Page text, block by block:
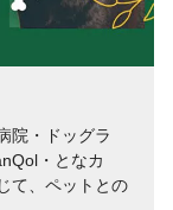
院・ドッグラ
・となカ
て、ペットとの